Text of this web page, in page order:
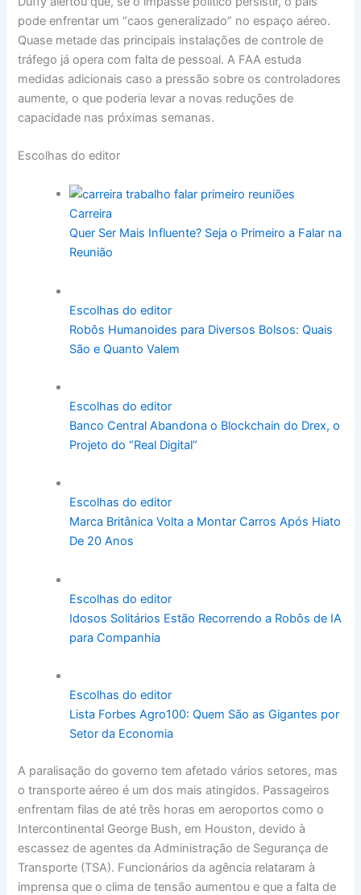
pode enfrentar um “caos generalizado” no espaço aéreo.
Quase metade das principais instalações de controle de
tráfego já opera com falta de pessoal. A FAA estuda
medidas adicionais caso a pressão sobre os controladores
aumente, o que poderia levar a novas reduções de
capacidade nas próximas semanas.
Escolhas do editor
Carreira
Quer Ser Mais Influente? Seja o Primeiro a Falar na
Reunião
Escolhas do editor
Robôs Humanoides para Diversos Bolsos: Quais
São e Quanto Valem
Escolhas do editor
Banco Central Abandona o Blockchain do Drex, o
Projeto do “Real Digital”
Escolhas do editor
Marca Britânica Volta a Montar Carros Após Hiato
De 20 Anos
Escolhas do editor
Idosos Solitários Estão Recorrendo a Robôs de IA
para Companhia
Escolhas do editor
Lista Forbes Agro100: Quem São as Gigantes por
Setor da Economia
A paralisação do governo tem afetado vários setores, mas
o transporte aéreo é um dos mais atingidos. Passageiros
enfrentam filas de até três horas em aeroportos como o
Intercontinental George Bush, em Houston, devido à
escassez de agentes da Administração de Segurança de
Transporte (TSA). Funcionários da agência relataram à
imprensa que o clima de tensão aumentou e que a falta de